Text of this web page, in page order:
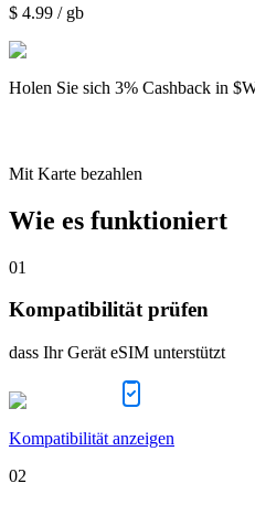
$ 4.99 / gb
Holen Sie sich 3% Cashback in
Mit Karte bezahlen
Wie es funktioniert
01
Kompatibilität prüfen
dass Ihr Gerät eSIM unterstützt
Kompatibilität anzeigen
02